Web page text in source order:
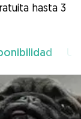
hasta 3